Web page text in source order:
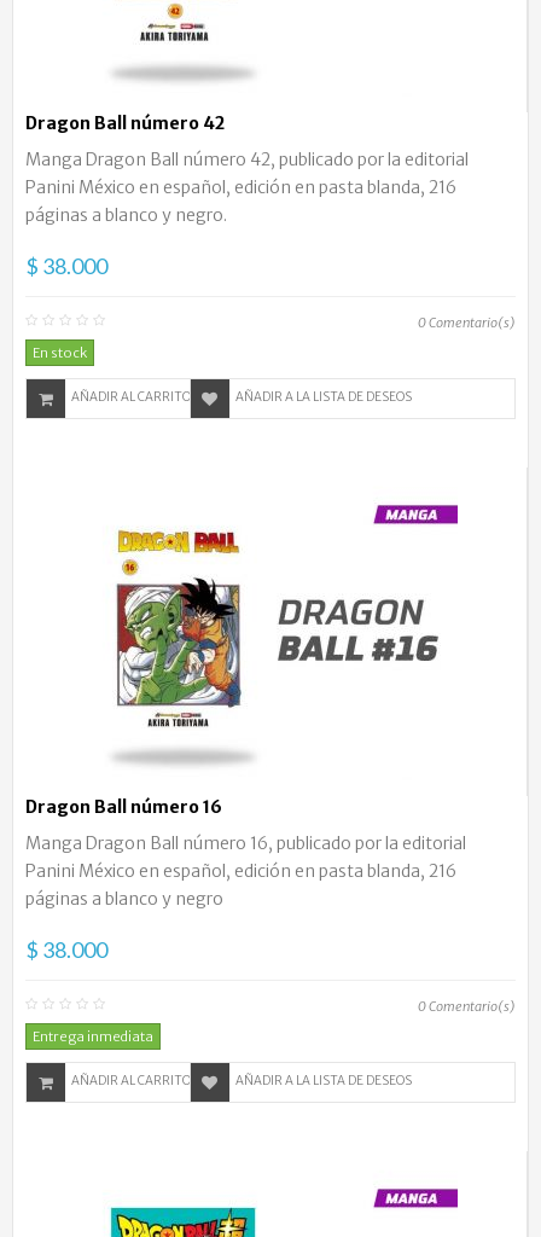
Dragon Ball número 42
Manga Dragon Ball número 42, publicado por la editorial
Panini México en español, edición en pasta blanda, 216
páginas a blanco y negro.
$ 38.000
0Comentario(s)
En stock
AÑADIR AL CARRITO AÑADIR A LA LISTA DE DESEOS
Dragon Ball número 16
Manga Dragon Ball número 16, publicado por la editorial
Panini México en español, edición en pasta blanda, 216
páginas a blanco y negro
$ 38.000
0Comentario(s)
Entrega inmediata
AÑADIR AL CARRITO AÑADIR A LA LISTA DE DESEOS